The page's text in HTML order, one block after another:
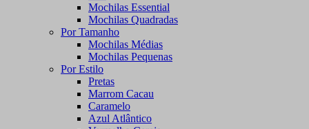
Mochilas Essential
Mochilas Quadradas
Por Tamanho
Mochilas Médias
Mochilas Pequenas
Por Estilo
Pretas
Marrom Cacau
Caramelo
Azul Atlântico